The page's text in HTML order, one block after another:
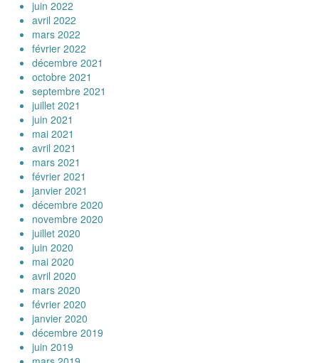
juin 2022
avril 2022
mars 2022
février 2022
décembre 2021
octobre 2021
septembre 2021
juillet 2021
juin 2021
mai 2021
avril 2021
mars 2021
février 2021
janvier 2021
décembre 2020
novembre 2020
juillet 2020
juin 2020
mai 2020
avril 2020
mars 2020
février 2020
janvier 2020
décembre 2019
juin 2019